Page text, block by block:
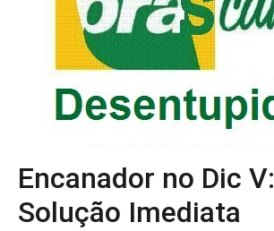
Encanador no Dic V:
Solução Imediata